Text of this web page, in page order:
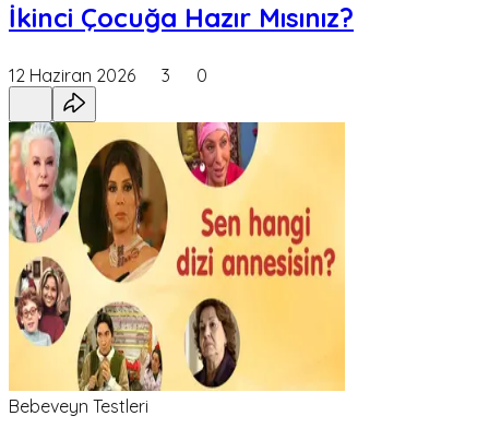
İkinci Çocuğa Hazır Mısınız?
12 Haziran 2026 3 0
Bebeveyn Testleri